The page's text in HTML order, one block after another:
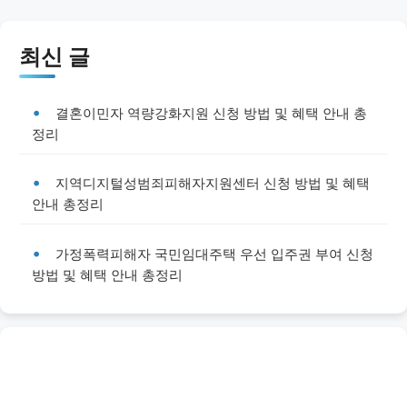
최신 글
결혼이민자 역량강화지원 신청 방법 및 혜택 안내 총
정리
지역디지털성범죄피해자지원센터 신청 방법 및 혜택
안내 총정리
가정폭력피해자 국민임대주택 우선 입주권 부여 신청
방법 및 혜택 안내 총정리